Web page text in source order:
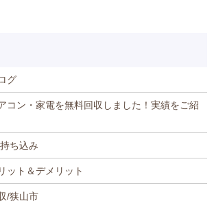
グ
コン・家電を無料回収しました！実績をご紹
ち込み
ット＆デメリット
/狭山市